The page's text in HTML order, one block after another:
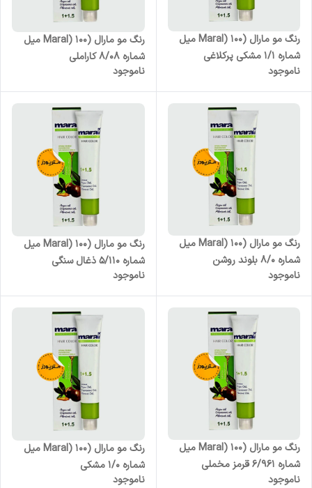
رنگ مو مارال (Maral) 100 میل
شماره 1/1 مشکی پرکلاغی
ناموجود
رنگ مو مارال (Maral) 100 میل
شماره 8/08 کاراملی
ناموجود
رنگ مو مارال (Maral) 100 میل
شماره 8/0 بلوند روشن
ناموجود
رنگ مو مارال (Maral) 100 میل
شماره 5/110 ذغال سنگی
ناموجود
رنگ مو مارال (Maral) 100 میل
شماره 6/961 قرمز مخملی
ناموجود
رنگ مو مارال (Maral) 100 میل
شماره 1/0 مشکی
ناموجود